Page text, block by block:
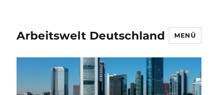
Arbeitswelt Deutschland MENÜ